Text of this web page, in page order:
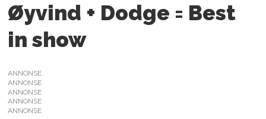
Øyvind + Dodge = Best
in show
ANNONSE
ANNONSE
ANNONSE
ANNONSE
ANNONSE